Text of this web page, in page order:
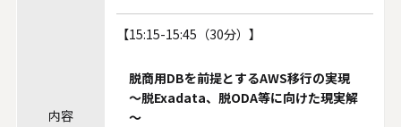
内容
【15:15-15:45（30分）】
脱商用DBを前提とするAWS移行の実現
～脱Exadata、脱ODA等に向けた現実解
～